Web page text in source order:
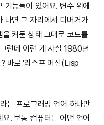
기능들이 있어요. 변수 위에
나면 그 자리에서 디버거가
켜둔 상태 그대로 코드를
런데 이런 게 사실 1980년
바로 '리스프 머신(Lisp
는 프로그래밍 언어 하나만
. 보통 컴퓨터는 어떤 언어